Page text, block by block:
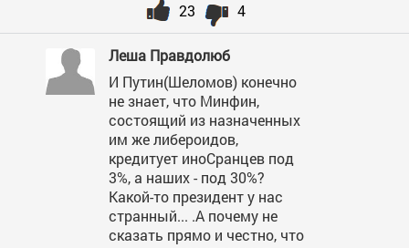
4
23
Леша Правдолюб
И Путин(Шеломов) конечно
не знает, что Минфин,
состоящий из назначенных
им же либероидов,
кредитует иноСранцев под
3%, а наших - под 30%?
Какой-то президент у нас
странный... .А почему не
сказать прямо и честно, что